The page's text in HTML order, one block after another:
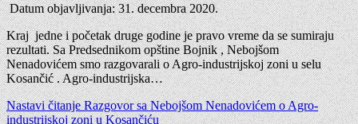
Datum objavljivanja:31. decembra 2020.
Kraj jedne i početak druge godine je pravo vreme da se sumiraju
rezultati. Sa Predsednikom opštine Bojnik , Nebojšom
Nenadovićem smo razgovarali o Agro-industrijskoj zoni u selu
Kosančić . Agro-industrijska…
Nastavi čitanjeRazgovor sa Nebojšom Nenadovićem o Agro-
industrijskoj zoni u Kosančiću